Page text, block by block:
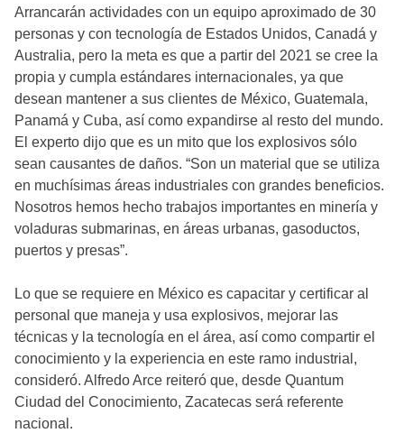
Arrancarán actividades con un equipo aproximado de 30
personas y con tecnología de Estados Unidos, Canadá y
Australia, pero la meta es que a partir del 2021 se cree la
propia y cumpla estándares internacionales, ya que
desean mantener a sus clientes de México, Guatemala,
Panamá y Cuba, así como expandirse al resto del mundo.
El experto dijo que es un mito que los explosivos sólo
sean causantes de daños. “Son un material que se utiliza
en muchísimas áreas industriales con grandes beneficios.
Nosotros hemos hecho trabajos importantes en minería y
voladuras submarinas, en áreas urbanas, gasoductos,
puertos y presas”.
Lo que se requiere en México es capacitar y certificar al
personal que maneja y usa explosivos, mejorar las
técnicas y la tecnología en el área, así como compartir el
conocimiento y la experiencia en este ramo industrial,
consideró. Alfredo Arce reiteró que, desde Quantum
Ciudad del Conocimiento, Zacatecas será referente
nacional.